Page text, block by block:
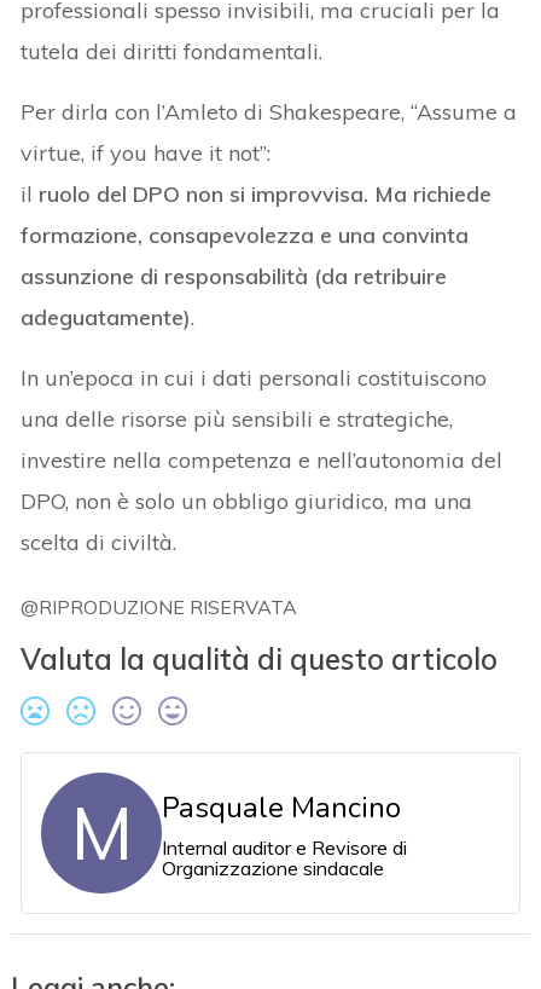
professionali spesso invisibili, ma cruciali per la
tutela dei diritti fondamentali.
Per dirla con l’Amleto di Shakespeare, “Assume a
virtue, if you have it not”:
il ruolo del DPO non si improvvisa. Ma richiede
formazione, consapevolezza e una convinta
assunzione di responsabilità (da retribuire
adeguatamente).
In un’epoca in cui i dati personali costituiscono
una delle risorse più sensibili e strategiche,
investire nella competenza e nell’autonomia del
DPO, non è solo un obbligo giuridico, ma una
scelta di civiltà.
@RIPRODUZIONE RISERVATA
Valuta la qualità di questo articolo
M Pasquale Mancino
Internal auditor e Revisore di
Organizzazione sindacale